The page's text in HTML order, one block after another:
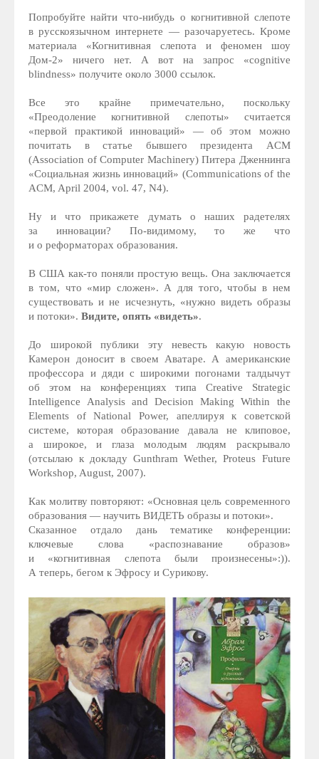
Попробуйте найти что-нибудь о когнитивной слепоте
в русскоязычном интернете — разочаруетесь. Кроме
материала «Когнитивная слепота и феномен шоу
Дом-2» ничего нет. А вот на запрос «cognitive
blindness» получите около 3000 ссылок.
Все это крайне примечательно, поскольку
«Преодоление когнитивной слепоты» считается
«первой практикой инноваций» — об этом можно
почитать в статье бывшего президента ACM
(Association of Computer Machinery) Питера Дженнинга
«Социальная жизнь инноваций» (Communications of the
ACM, April 2004, vol. 47, N4).
Ну и что прикажете думать о наших радетелях
за инновации? По-видимому, то же что
и о реформаторах образования.
В США как-то поняли простую вещь. Она заключается
в том, что «мир сложен». А для того, чтобы в нем
существовать и не исчезнуть, «нужно видеть образы
и потоки».Видите, опять «видеть».
До широкой публики эту невесть какую новость
Камерон доносит в своем Аватаре. А американские
профессора и дяди с широкими погонами талдычут
об этом на конференциях типа Creative Strategic
Intelligence Analysis and Decision Making Within the
Elements of National Power, апеллируя к советской
системе, которая образование давала не клиповое,
а широкое, и глаза молодым людям раскрывало
(отсылаю к докладу Gunthram Wether, Proteus Future
Workshop, August, 2007).
Как молитву повторяют: «Основная цель современного
образования — научить ВИДЕТЬ образы и потоки».
Сказанное отдало дань тематике конференции:
ключевые слова «распознавание образов»
и «когнитивная слепота были произнесены»:)).
А теперь, бегом к Эфросу и Сурикову.